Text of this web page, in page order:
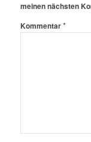
meinen nächsten
Kommentar*